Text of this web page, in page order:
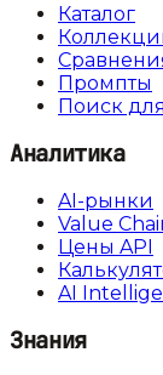
Каталог
Промпты
Поиск
Аналитика
AI-рынки
Value
Цены API
AI
Знания